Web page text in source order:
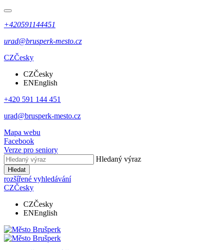
+420591144451
urad@brusperk-mesto.cz
CZČesky
CZČesky
ENEnglish
+420 591 144 451
urad@brusperk-mesto.cz
Mapa webu
Facebook
Verze pro seniory
Hledaný výraz
Hledat
rozšířené vyhledávání
CZČesky
CZČesky
ENEnglish